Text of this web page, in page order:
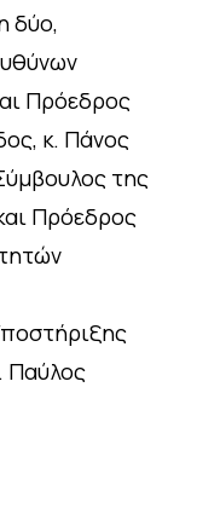
δύο,
Πρόεδρος
κ. Πάνος
της
Πρόεδρος
Παύλος